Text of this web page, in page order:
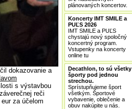
dokazovanie a
s výstavbou
reči
za účelom
plánovaných koncertov.
Koncerty IMT SMILE a
PUĽS 2026
IMT SMILE a PUĽS
chystajú nový spoločný
koncertný program.
Vstupenky na koncerty
online tu
Decathlon, to sú všetky
športy pod jednou
strechou.
Sprístupňujeme šport
všetkým. Športové
vybavenie, oblečenie a
obuv nakúpite u nás.